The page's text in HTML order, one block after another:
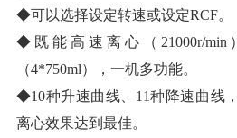
◆可以选择设定转速或设定RCF。
◆既能高速离心（21000r/
（4*750ml），一机多功能。
◆10种升速曲线、11种降速曲线
离心效果达到最佳。